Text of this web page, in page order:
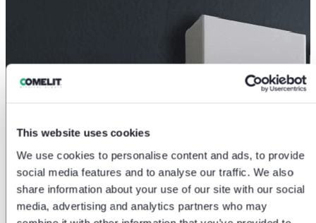
This website uses cookies
We use cookies to personalise content and ads, to provide
social media features and to analyse our traffic. We also
share information about your use of our site with our social
media, advertising and analytics partners who may